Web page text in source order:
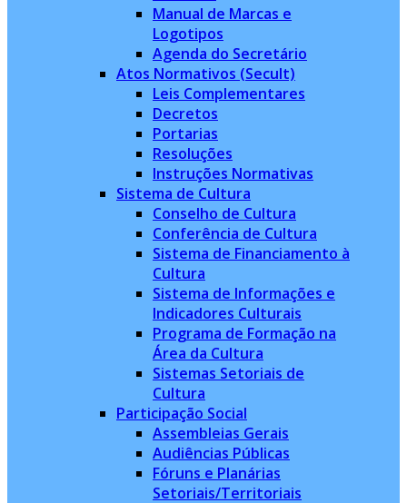
Manual de Marcas e
Logotipos
Agenda do Secretário
Atos Normativos (Secult)
Leis Complementares
Decretos
Portarias
Resoluções
Instruções Normativas
Sistema de Cultura
Conselho de Cultura
Conferência de Cultura
Sistema de Financiamento à
Cultura
Sistema de Informações e
Indicadores Culturais
Programa de Formação na
Área da Cultura
Sistemas Setoriais de
Cultura
Participação Social
Assembleias Gerais
Audiências Públicas
Fóruns e Planárias
Setoriais/Territoriais